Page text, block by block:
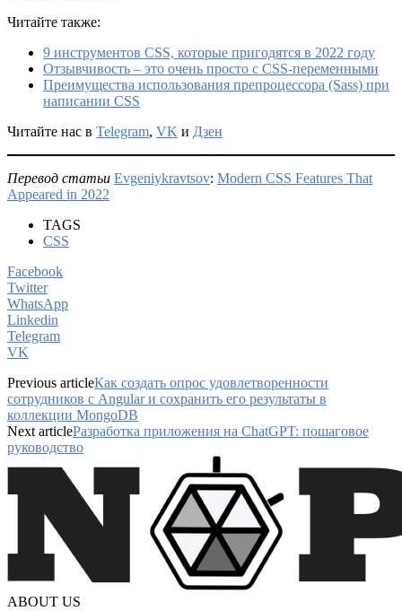
Читайте также:
9 инструментов CSS, которые пригодятся в 2022 году
Отзывчивость – это очень просто с CSS-переменными
Преимущества использования препроцессора (Sass) при
написании CSS
Читайте нас в Telegram, VK и Дзен
Перевод статьи Evgeniykravtsov: Modern CSS Features That
Appeared in 2022
TAGS
CSS
Facebook
Twitter
WhatsApp
Linkedin
Telegram
VK
Previous articleКак создать опрос удовлетворенности
сотрудников с Angular и сохранить его результаты в
коллекции MongoDB
Next articleРазработка приложения на ChatGPT: пошаговое
руководство
ABOUT US